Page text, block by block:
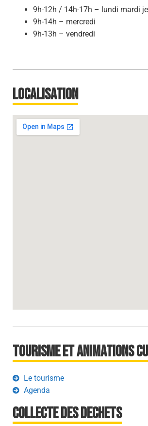
9h-12h / 14h-17h – lundi mardi
9h-14h – mercredi
9h-13h – vendredi
Localisation
Tourisme et animations
Le tourisme
Agenda
Collecte des dechets